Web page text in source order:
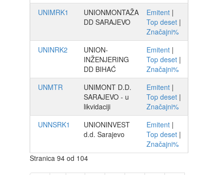
UNIMRK1
UNIONMONTAŽA
DD SARAJEVO
Emitent |
Top deset |
Značajni%
UNINRK2
UNION-
INŽENJERING
DD BIHAĆ
Emitent |
Top deset |
Značajni%
UNMTR
UNIMONT D.D.
SARAJEVO - u
likvidaciji
Emitent |
Top deset |
Značajni%
UNNSRK1
UNIONINVEST
d.d. Sarajevo
Emitent |
Top deset |
Značajni%
Stranica 94 od 104